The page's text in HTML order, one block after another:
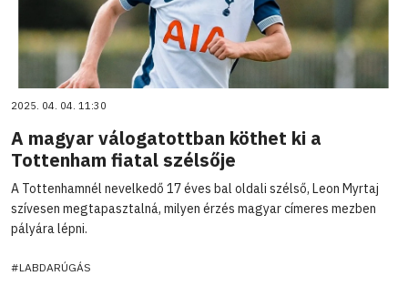
2025. 04. 04. 11:30
A magyar válogatottban köthet ki a
Tottenham fiatal szélsője
A Tottenhamnél nevelkedő 17 éves bal oldali szélső, Leon Myrtaj
szívesen megtapasztalná, milyen érzés magyar címeres mezben
pályára lépni.
#LABDARÚGÁS